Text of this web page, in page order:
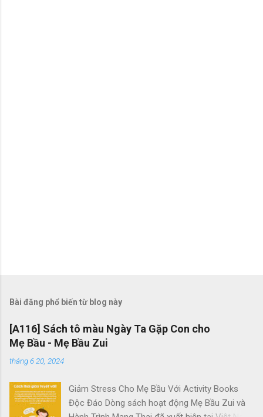
Bài đăng phổ biến từ blog này
[A116] Sách tô màu Ngày Ta Gặp Con cho
Mẹ Bầu - Mẹ Bầu Zui
tháng 6 20, 2024
Giảm Stress Cho Mẹ Bầu Với Activity Books
Độc Đáo Dòng sách hoạt động Mẹ Bầu Zui và